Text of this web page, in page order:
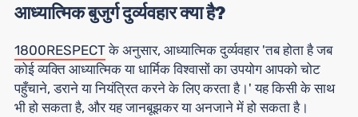
आध्यात्मिक बुजुर्ग दुर्व्यवहार क्या है?
1800RESPECTके अनुसार, आध्यात्मिक दुर्व्यवहार 'तब होता है जब
कोई व्यक्ति आध्यात्मिक या धार्मिक विश्वासों का उपयोग आपको चोट
पहुँचाने, डराने या नियंत्रित करने के लिए करता है।' यह किसी के साथ
भी हो सकता है, और यह जानबूझकर या अनजाने में हो सकता है।